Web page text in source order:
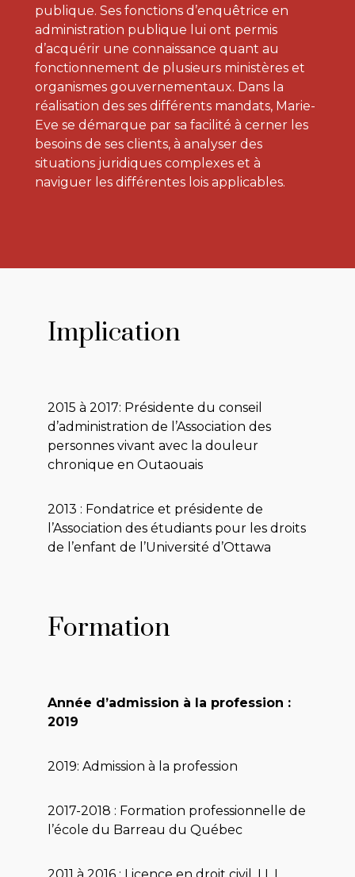
publique. Ses fonctions d’enquêtrice en
administration publique lui ont permis
d’acquérir une connaissance quant au
fonctionnement de plusieurs ministères et
organismes gouvernementaux. Dans la
réalisation des ses différents mandats, Marie-
Eve se démarque par sa facilité à cerner les
besoins de ses clients, à analyser des
situations juridiques complexes et à
naviguer les différentes lois applicables.
Implication
2015 à 2017: Présidente du conseil
d’administration de l’Association des
personnes vivant avec la douleur
chronique en Outaouais
2013 : Fondatrice et présidente de
l’Association des étudiants pour les droits
de l’enfant de l’Université d’Ottawa
Formation
Année d’admission à la profession :
2019
2019: Admission à la profession
2017-2018 : Formation professionnelle de
l’école du Barreau du Québec